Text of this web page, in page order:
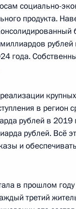
в
его встречи с
Андреем
Аксёновым
социально-
продукта.
рублей
года.
в регион
рублей в 2019
рублей. Всё
и
в прошлом
третий